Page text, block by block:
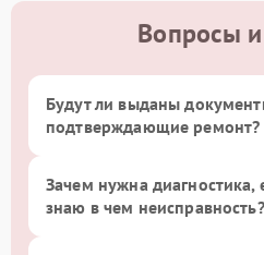
Вопросы
Будут ли выданы
подтверждающие ремонт?
Зачем нужна диагностика,
знаю в чем неисправность?